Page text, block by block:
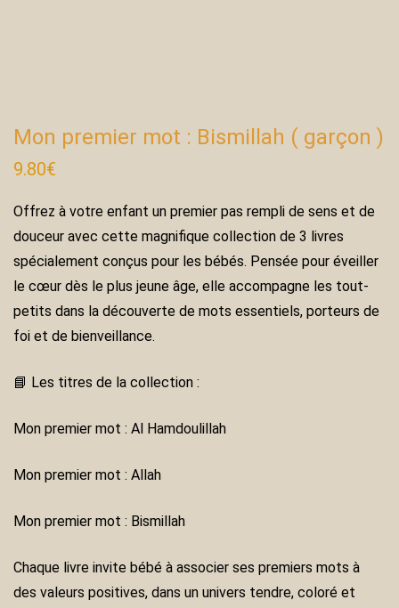
Mon premier mot : Bismillah ( garçon )
9.80€
Offrez à votre enfant un premier pas rempli de sens et de
douceur avec cette magnifique collection de 3 livres
spécialement conçus pour les bébés. Pensée pour éveiller
le cœur dès le plus jeune âge, elle accompagne les tout-
petits dans la découverte de mots essentiels, porteurs de
foi et de bienveillance.
📘 Les titres de la collection :
Mon premier mot : Al Hamdoulillah
Mon premier mot : Allah
Mon premier mot : Bismillah
Chaque livre invite bébé à associer ses premiers mots à
des valeurs positives, dans un univers tendre, coloré et